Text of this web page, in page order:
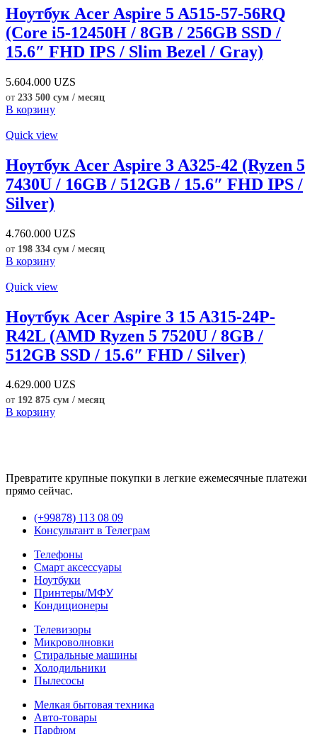
Ноутбук Acer Aspire 5 A515-57-56RQ
(Core i5-12450H / 8GB / 256GB SSD /
15.6″ FHD IPS / Slim Bezel / Gray)
5.604.000 UZS
от 233 500 сум / месяц
В корзину
Quick view
Ноутбук Acer Aspire 3 A325-42 (Ryzen 5
7430U / 16GB / 512GB / 15.6″ FHD IPS /
Silver)
4.760.000 UZS
от 198 334 сум / месяц
В корзину
Quick view
Ноутбук Acer Aspire 3 15 A315-24P-
R42L (AMD Ryzen 5 7520U / 8GB /
512GB SSD / 15.6″ FHD / Silver)
4.629.000 UZS
от 192 875 сум / месяц
В корзину
Превратите крупные покупки в легкие ежемесячные платежи
прямо сейчас.
(+99878) 113 08 09
Консультант в Телеграм
Телефоны
Смарт аксессуары
Ноутбуки
Принтеры/МФУ
Кондиционеры
Телевизоры
Микроволновки
Стиральные машины
Холодильники
Пылесосы
Мелкая бытовая техника
Авто-товары
Парфюм